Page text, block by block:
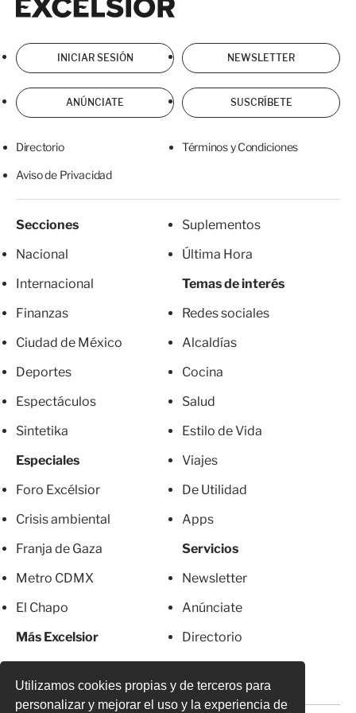
Utilizamos cookies propias y de terceros para
personalizar y mejorar el uso y la experiencia de
INICIAR SESIÓN NEWSLETTER
ANÚNCIATE SUSCRÍBETE
Directorio Términos y Condiciones
Aviso de Privacidad
Secciones
Nacional
Internacional
Finanzas
Ciudad de México
Deportes
Espectáculos
Sintetika
Especiales
Foro Excélsior
Crisis ambiental
Franja de Gaza
Metro CDMX
El Chapo
Más Excelsior
Suplementos
Última Hora
Temas de interés
Redes sociales
Alcaldías
Cocina
Salud
Estilo de Vida
Viajes
De Utilidad
Apps
Servicios
Newsletter
Anúnciate
Directorio